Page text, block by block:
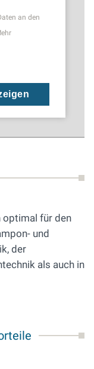
an den
optimal für den
und
der
als auch in